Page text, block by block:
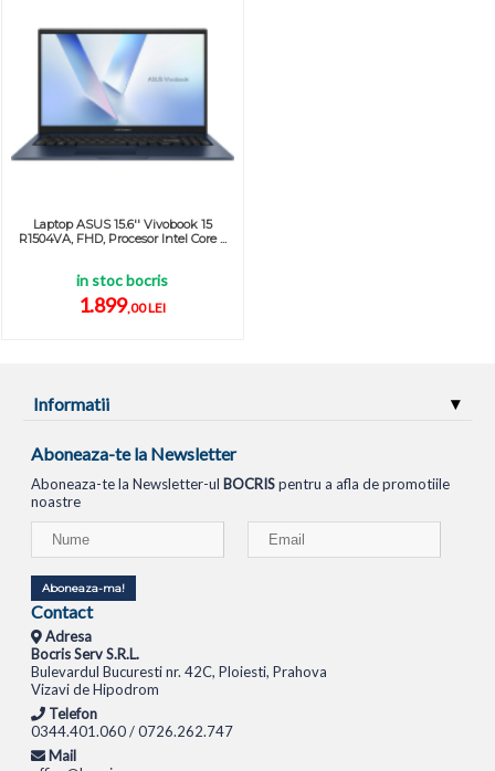
Laptop ASUS 15.6'' Vivobook 15
R1504VA, FHD, Procesor Intel Core ...
in stoc bocris
1.899,00 LEI
Informatii
Aboneaza-te la Newsletter
Aboneaza-te la Newsletter-ul BOCRISpentru a afla de promotiile
noastre
Aboneaza-ma!
Contact
Adresa
Bocris Serv S.R.L.
Bulevardul Bucuresti nr. 42C, Ploiesti, Prahova
Vizavi de Hipodrom
Telefon
0344.401.060 / 0726.262.747
Mail